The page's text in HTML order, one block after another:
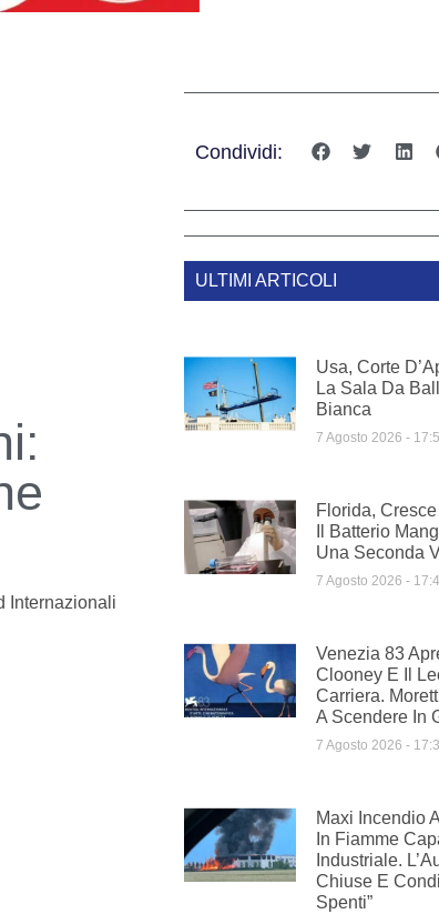
Internazionali
Condividi:
ULTIMI ARTICOLI
Usa, Corte
La Sala Da
Bianca
7 Agosto 2026
Florida,
Il Batterio
Una Seconda
7 Agosto 2026
Venezia 83
Clooney E Il
Carriera.
A Scendere In
7 Agosto 2026
Maxi Incendio
In Fiamme
Industriale.
Chiuse E
Spenti”